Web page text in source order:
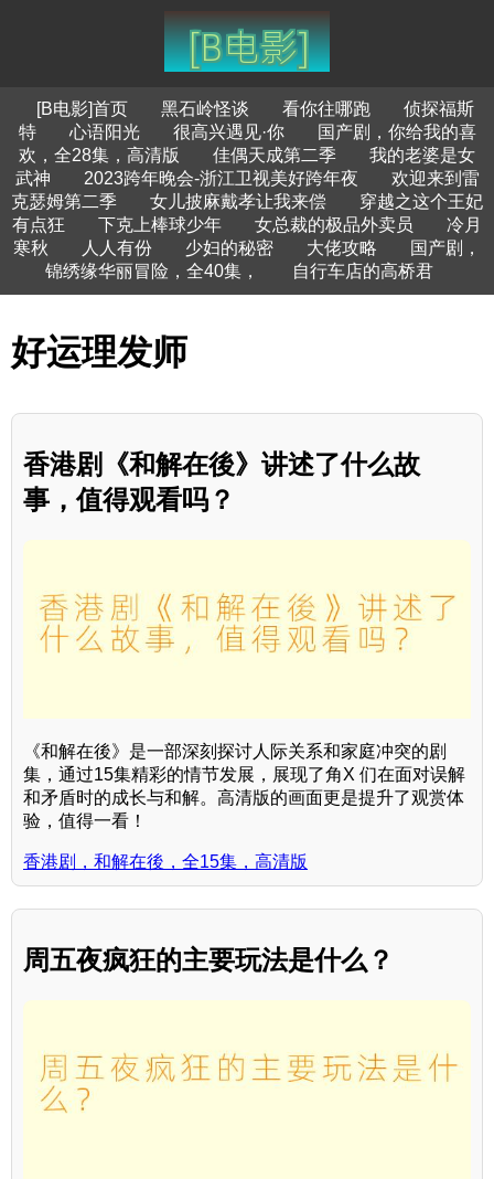
[B电影]首页 黑石岭怪谈 看你往哪跑
侦探福斯
特
心语阳光 很高兴遇见·你
国产剧，你给我的喜
欢，全28集，高清版
佳偶天成第二季
我的老婆是女
武神
2023跨年晚会-浙江卫视美好跨年夜
欢迎来到雷
克瑟姆第二季
女儿披麻戴孝让我来偿
穿越之这个王妃
有点狂
下克上棒球少年 女总裁的极品外卖员
冷月
寒秋
人人有份 少妇的秘密 大佬攻略
国产剧，
锦绣缘华丽冒险，全40集，
自行车店的高桥君
好运理发师
香港剧《和解在後》讲述了什么故
事，值得观看吗？
《和解在後》是一部深刻探讨人际关系和家庭冲突的剧
集，通过15集精彩的情节发展，展现了角X 们在面对误解
和矛盾时的成长与和解。高清版的画面更是提升了观赏体
验，值得一看！
香港剧，和解在後，全15集，高清版
周五夜疯狂的主要玩法是什么？